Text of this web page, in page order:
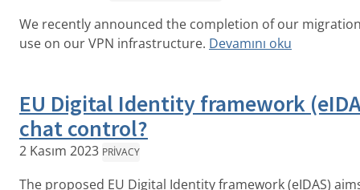
We recently announced the completion of our
use on our VPN infrastructure. Devamını oku
EU Digital Identity framework
chat control?
2 Kasım 2023 PRIVACY
The proposed EU Digital Identity framework (eIDAS)